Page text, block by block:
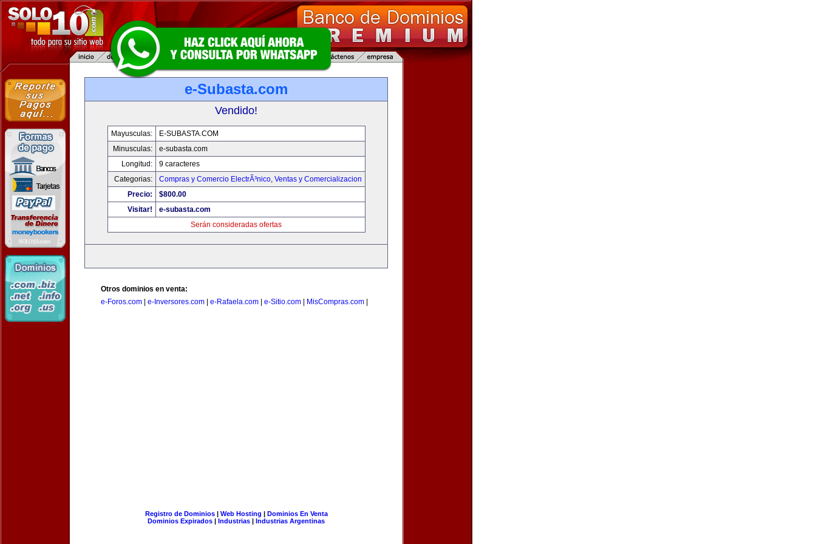
e-Subasta.com
Vendido!
Mayusculas:
E-SUBASTA.COM
Minusculas:
e-subasta.com
Longitud:
9 caracteres
Categorias:
Compras y Comercio ElectrÃ³nico, Ventas y Comercializacion
Precio:
$800.00
Visitar!
e-subasta.com
Serán consideradas ofertas
Otros dominios en venta:
e-Foros.com
e-Inversores.com e-Rafaela.com e-Sitio.com MisCompras.com
Registro de Dominios| Web Hosting | Dominios En Venta
Dominios Expirados | Industrias | Industrias Argentinas